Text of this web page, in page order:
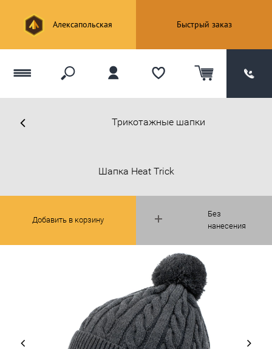
Алексапольская Быстрый заказ
Трикотажные шапки
Без
нанесения
Шапка Heat Trick
Добавить в корзину